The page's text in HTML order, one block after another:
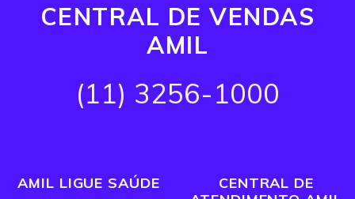
CENTRAL DE VENDAS
AMIL
(11) 3256-1000
AMIL LIGUE SAÚDE
CENTRAL DE